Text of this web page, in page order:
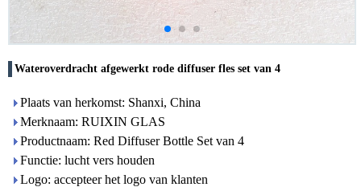
Wateroverdracht afgewerkt rode diffuser fles set van 4
Plaats van herkomst: Shanxi, China
Merknaam: RUIXIN GLAS
Productnaam: Red Diffuser Bottle Set van 4
Functie: lucht vers houden
Logo: accepteer het logo van klanten